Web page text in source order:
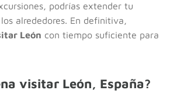
podrías extender tu
alrededores. En definitiva,
León con tiempo suficiente para
visitar León, España?